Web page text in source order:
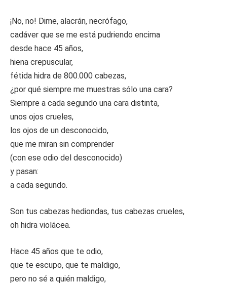
¡No, no! Dime, alacrán, necrófago,
cadáver que se me está pudriendo encima
desde hace 45 años,
hiena crepuscular,
fétida hidra de 800.000 cabezas,
¿por qué siempre me muestras sólo una cara?
Siempre a cada segundo una cara distinta,
unos ojos crueles,
los ojos de un desconocido,
que me miran sin comprender
(con ese odio del desconocido)
y pasan:
a cada segundo.
Son tus cabezas hediondas, tus cabezas crueles,
oh hidra violácea.
Hace 45 años que te odio,
que te escupo, que te maldigo,
pero no sé a quién maldigo,